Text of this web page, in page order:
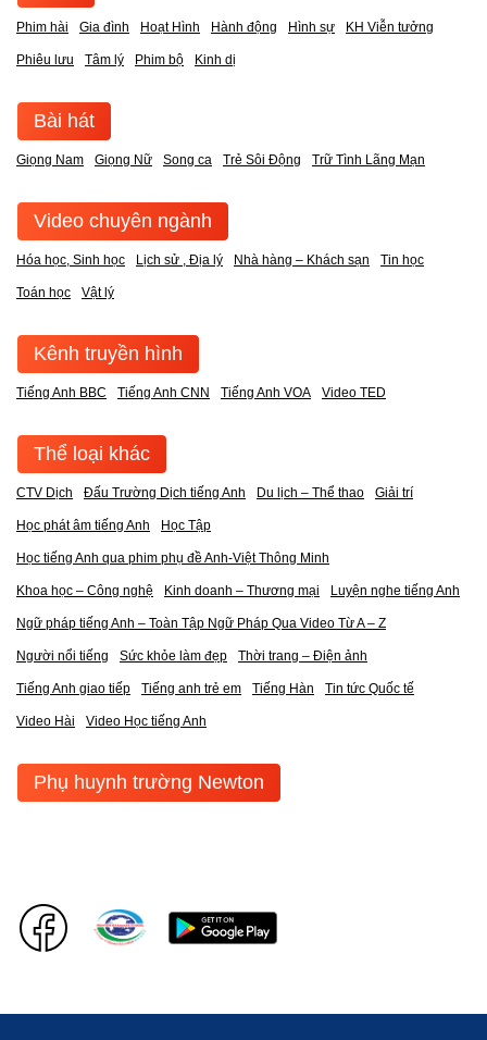
Phim hài Gia đình Hoạt Hình Hành động Hình sự KH Viễn tưởng
Phiêu lưu Tâm lý Phim bộ Kinh dị
Bài hát
Giọng Nam Giọng Nữ Song ca Trẻ Sôi Động Trữ Tình Lãng Mạn
Video chuyên ngành
Hóa học, Sinh học Lịch sử , Địa lý Nhà hàng – Khách sạn Tin học
Toán học Vật lý
Kênh truyền hình
Tiếng Anh BBC Tiếng Anh CNN Tiếng Anh VOA Video TED
Thể loại khác
CTV Dịch Đấu Trường Dịch tiếng Anh Du lịch – Thể thao Giải trí
Học phát âm tiếng Anh Học Tập
Học tiếng Anh qua phim phụ đề Anh-Việt Thông Minh
Khoa học – Công nghệ Kinh doanh – Thương mại Luyện nghe tiếng Anh
Ngữ pháp tiếng Anh – Toàn Tập Ngữ Pháp Qua Video Từ A – Z
Người nổi tiếng Sức khỏe làm đẹp Thời trang – Điện ảnh
Tiếng Anh giao tiếp Tiếng anh trẻ em Tiếng Hàn Tin tức Quốc tế
Video Hài Video Học tiếng Anh
Phụ huynh trường Newton